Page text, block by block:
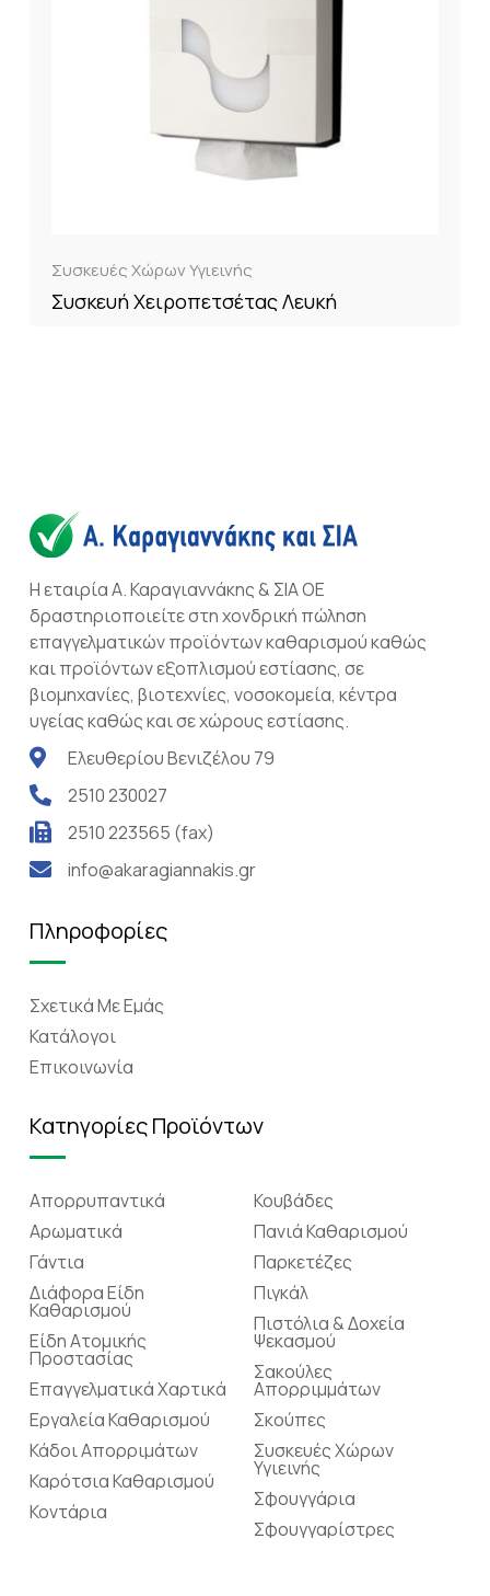
Συσκευές Χώρων Υγιεινής
Συσκευή Χειροπετσέτας Λευκή
Η εταιρία Α. Καραγιαννάκης & ΣΙΑ ΟΕ
δραστηριοποιείτε στη χονδρική πώληση
επαγγελματικών προϊόντων καθαρισμού καθώς
και προϊόντων εξοπλισμού εστίασης, σε
βιομηχανίες, βιοτεχνίες, νοσοκομεία, κέντρα
υγείας καθώς και σε χώρους εστίασης.
Ελευθερίου Βενιζέλου 79
2510 230027
2510 223565 (fax)
info@akaragiannakis.gr
Πληροφορίες
Σχετικά Mε Eμάς
Κατάλογοι
Επικοινωνία
Κατηγορίες Προϊόντων
Απορρυπαντικά
Αρωματικά
Γάντια
Διάφορα Είδη
Καθαρισμού
Είδη Ατομικής
Προστασίας
Επαγγελματικά Χαρτικά
Εργαλεία Καθαρισμού
Κάδοι Απορριμάτων
Καρότσια Καθαρισμού
Κοντάρια
Κουβάδες
Πανιά Καθαρισμού
Παρκετέζες
Πιγκάλ
Πιστόλια & Δοχεία
Ψεκασμού
Σακούλες
Απορριμμάτων
Σκούπες
Συσκευές Χώρων
Υγιεινής
Σφουγγάρια
Σφουγγαρίστρες